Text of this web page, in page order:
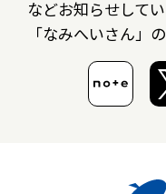
などお知らせして
「なみへいさん」の